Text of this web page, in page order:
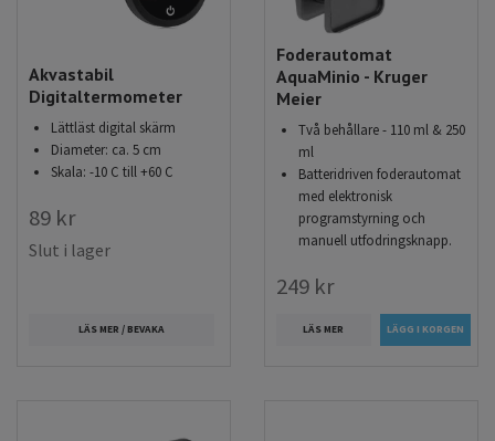
Akvastabil
Digitaltermometer
Lättläst digital skärm
Diameter: ca. 5 cm
Skala: -10 C till +60 C
89 kr
Slut i lager
LÄS MER / BEVAKA
Foderautomat
AquaMinio - Kruger
Meier
Två behållare - 110 ml & 250
ml
Batteridriven foderautomat
med elektronisk
programstyrning och
manuell utfodringsknapp.
249 kr
LÄS MER